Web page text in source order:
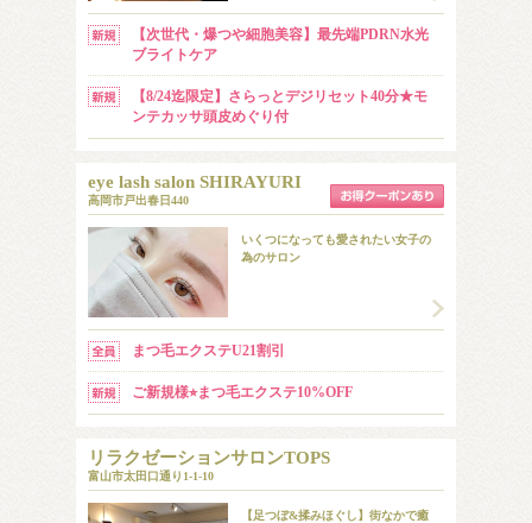
​【次世代・爆つや細胞美容】最先端PDRN水光
ブライトケア ​
​【8/24迄限定】さらっとデジリセット40分★モ
ンテカッサ頭皮めぐり付
eye lash salon SHIRAYURI
高岡市戸出春日440
いくつになっても愛されたい女子の
為のサロン
まつ毛エクステU21割引
ご新規様⭐︎まつ毛エクステ10%OFF
リラクゼーションサロンTOPS
富山市太田口通り1-1-10
【足つぼ&揉みほぐし】街なかで癒